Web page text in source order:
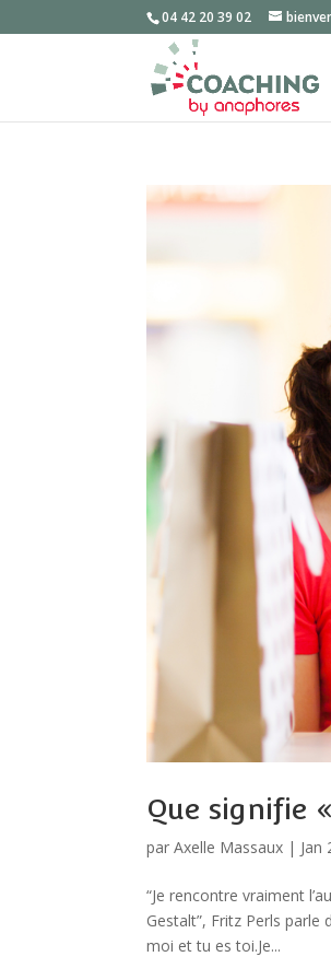
04 42 20 39 02
Que signifie
parAxelle Massaux | Jan
“Je rencontre vraiment
Gestalt”, Fritz Perls parle
moi et tu es toi.Je...